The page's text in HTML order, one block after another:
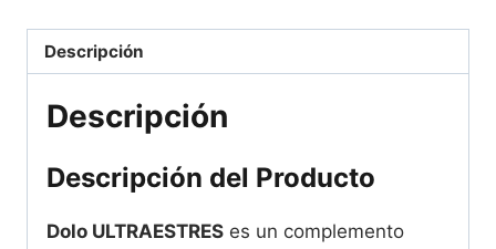
Gelatina
Blanda
cantidad
Descripción
Descripción
Descripción del Producto
Dolo ULTRAESTRES es un complemento